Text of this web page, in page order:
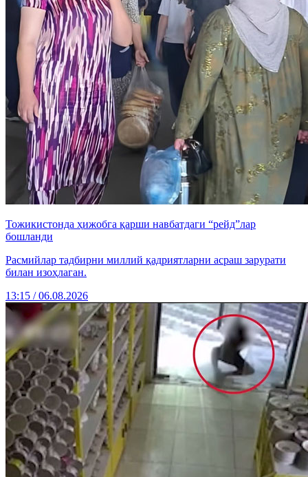
Тожикистонда ҳижобга қарши навбатдаги “рейд”лар
бошланди
Расмийлар тадбирни миллий қадриятларни асраш зарурати
билан изоҳлаган.
13:15 / 06.08.2026